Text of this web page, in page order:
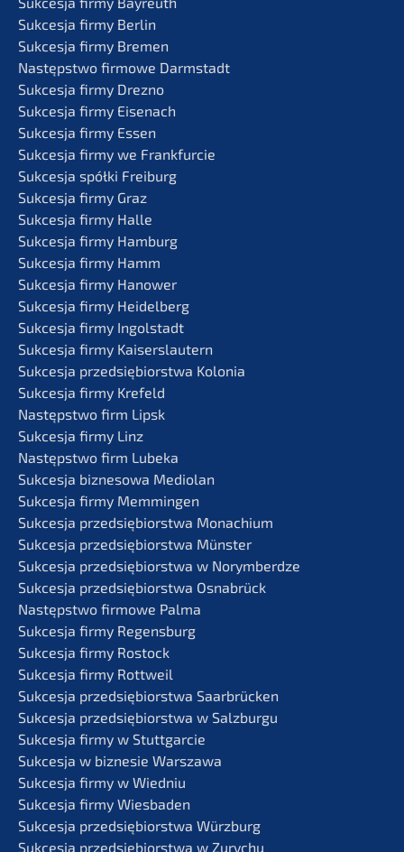
Sukces­ja firmy Berlin
Sukces­ja firmy Bremen
Następst­wo firmo­we Darmstadt
Sukces­ja firmy Drezno
Sukces­ja firmy Eisenach
Sukces­ja firmy Essen
Sukces­ja firmy we Frankfurcie
Sukces­ja spółki Freiburg
Sukces­ja firmy Graz
Sukces­ja firmy Halle
Sukces­ja firmy Hamburg
Sukces­ja firmy Hamm
Sukces­ja firmy Hanower
Sukces­ja firmy Heidelberg
Sukces­ja firmy Ingolstadt
Sukces­ja firmy Kaiserslautern
Sukces­ja przedsię­bi­orst­wa Kolonia
Sukces­ja firmy Krefeld
Następst­wo firm Lipsk
Sukces­ja firmy Linz
Następst­wo firm Lubeka
Sukces­ja bizne­so­wa Mediolan
Sukces­ja firmy Memmingen
Sukces­ja przedsię­bi­orst­wa Monachium
Sukces­ja przedsię­bi­orst­wa Münster
Sukces­ja przedsię­bi­orst­wa w Norymberdze
Sukces­ja przedsię­bi­orst­wa Osnabrück
Następst­wo firmo­we Palma
Sukces­ja firmy Regensburg
Sukces­ja firmy Rostock
Sukces­ja firmy Rottweil
Sukces­ja przedsię­bi­orst­wa Saarbrücken
Sukces­ja przedsię­bi­orst­wa w Salzburgu
Sukces­ja firmy w Stuttgarcie
Sukces­ja w bizne­sie Warszawa
Sukces­ja firmy w Wiedniu
Sukces­ja firmy Wiesbaden
Sukces­ja przedsię­bi­orst­wa Würzburg
Sukces­ja przedsię­bi­orst­wa w Zurychu